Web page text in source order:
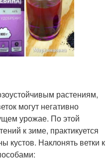
растениям,
могут негативно
урожае. По этой
к зиме, практикуется
кустов. Наклонять ветки к